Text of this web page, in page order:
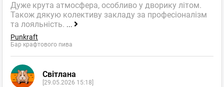
Дуже крута атмосфера, особливо у дворику літом.
Також дякую колективу закладу за професіоналізм
та лояльність. ...
Punkraft
Бар крафтового пива
Світлана
[29.05.2026 15:18]